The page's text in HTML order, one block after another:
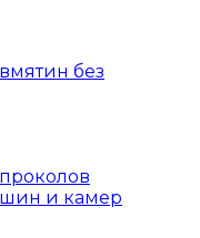
без
и камер